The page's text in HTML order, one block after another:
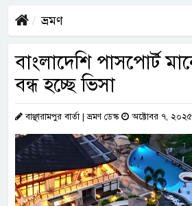
ভ্রমণ
বাংলাদেশি পাসপোর্ট
বন্ধ হচ্ছে ভিসা
বাঞ্ছারামপুর বার্তা | ভ্রমণ ডেস্ক অক্টোবর ৭,